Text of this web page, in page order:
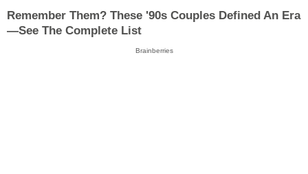
Remember Them? These '90s Couples Defined An Era
—See The Complete List
Brainberries